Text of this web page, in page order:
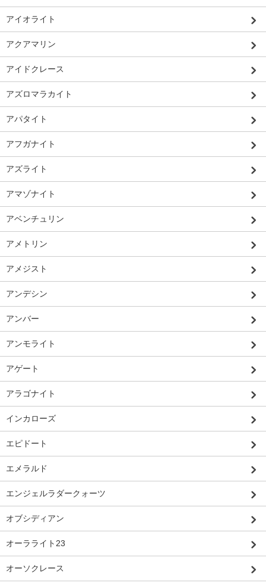
アイオライト
アクアマリン
アイドクレース
アズロマラカイト
アパタイト
アフガナイト
アズライト
アマゾナイト
アベンチュリン
アメトリン
アメジスト
アンデシン
アンバー
アンモライト
アゲート
アラゴナイト
インカローズ
エピドート
エメラルド
エンジェルラダークォーツ
オブシディアン
オーラライト23
オーソクレース